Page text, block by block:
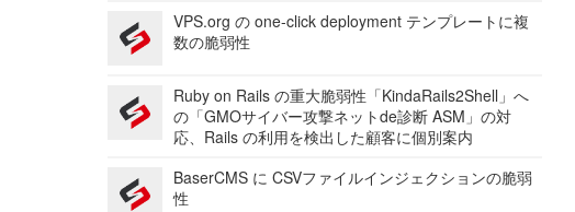
VPS.org の one-click deployment テンプレートに複
数の脆弱性
Ruby on Rails の重大脆弱性「KindaRails2Shell」へ
の「GMOサイバー攻撃ネットde診断 ASM」の対
応、Rails の利用を検出した顧客に個別案内
BaserCMS に CSVファイルインジェクションの脆弱
性